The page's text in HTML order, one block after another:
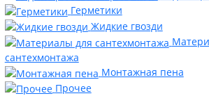
Герметики
Жидкие гвозди
сантехмонтажа
Монтажная пена
Прочее